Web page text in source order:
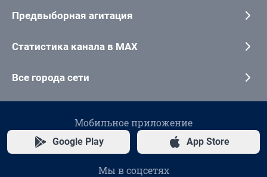
Предвыборная агитация
Статистика канала в MAX
Все города сети
Мобильное приложение
Google Play App Store
Мы в соцсетях